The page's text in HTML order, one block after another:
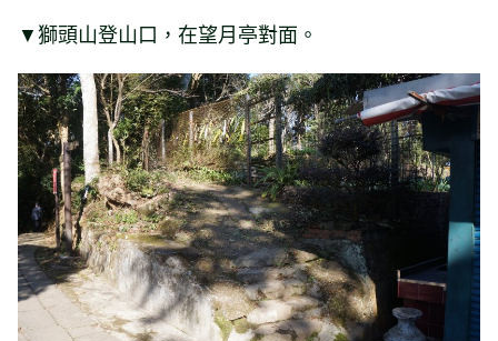
▼獅頭山登山口，在望月亭對面。